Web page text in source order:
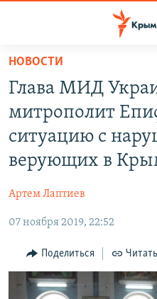
Вернуться
основному
содержанию
Вернутся
главной
Вернутся
СПЕЦПРОЕКТЫ
КАРТА ВОЕННЫХ ОБЪЕКТОВ
ВОДА
ИНФОГРАФИКА
ТЕЛЕПРОЕКТ КРЫМ.РЕАЛИИ
СОВЕТЫ ПРАВОЗАЩИТНИКОВ
РАДІО СВОБОДА
КАК ОБОЙТИ
Qırımtatar
НОВОСТИ
Глава МИД
митрополит
ситуацию с
верующих в
Артем Лаптиев
07 ноября 2019, 22:52
Поделиться